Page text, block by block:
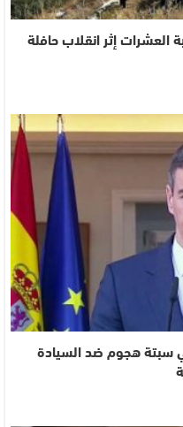
وإصابة العشرات إثر انقلاب حافلة
سبتة هجوم ضد السيادة